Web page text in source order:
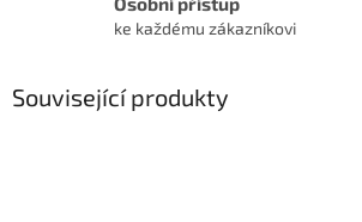
ke každému zákazníkovi
Související produkty